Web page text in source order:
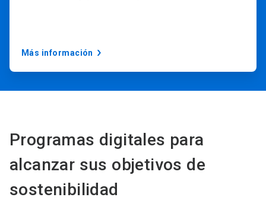
Más información
Programas digitales para
alcanzar sus objetivos de
sostenibilidad